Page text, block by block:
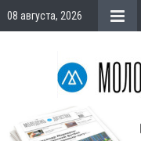
08 августа, 2026